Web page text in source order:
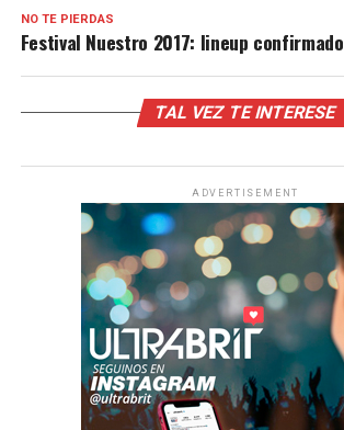
NO TE PIERDAS
Festival Nuestro 2017: lineup confirmado
TAL VEZ TE INTERESE
ADVERTISEMENT